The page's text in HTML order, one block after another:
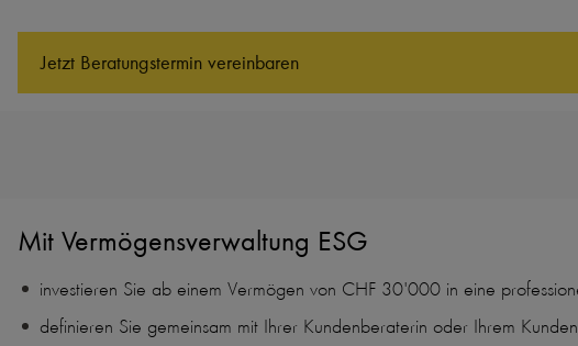
Jetzt Beratungs­termin vereinbaren
Mit Vermögensverwaltung ESG
investieren Sie ab einem Vermögen von CHF 30'000 in eine
definieren Sie gemeinsam mit Ihrer Kundenberaterin oder Ihrem